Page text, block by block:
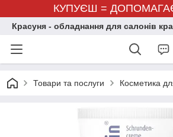
КУПУЄШ =
Красуня - обладнання для салонів
Товари та послуги Косметика